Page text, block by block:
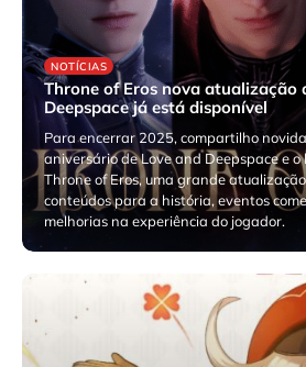
NOTÍCIAS
Throne of Eros nova atualização
Deepspace já está disponível
Para encerrar 2025, compartilho
aniversário de Love and Deepspace e
Throne of Eros, uma grande
conteúdos para a história, eventos
melhorias na experiência do jogador.
janeiro 1, 2026